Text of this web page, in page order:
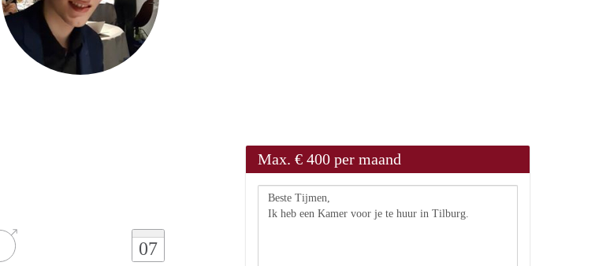
Berekent AppartementenTilburg
makelaarsvergoeding/bemiddelingsvergoeding?
Alle veelgestelde vragen
07
Max. € 400 per maand